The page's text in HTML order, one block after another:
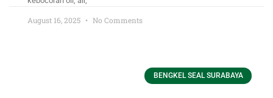
August 16, 2025 No Comments
BENGKEL SEAL SURABAYA